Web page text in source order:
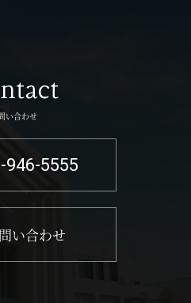
い合わせ
946-5555
い合わせ